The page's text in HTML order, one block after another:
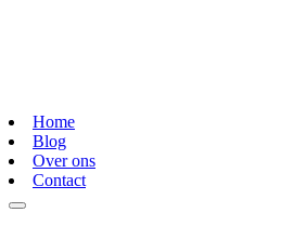
Home
Blog
Over ons
Contact